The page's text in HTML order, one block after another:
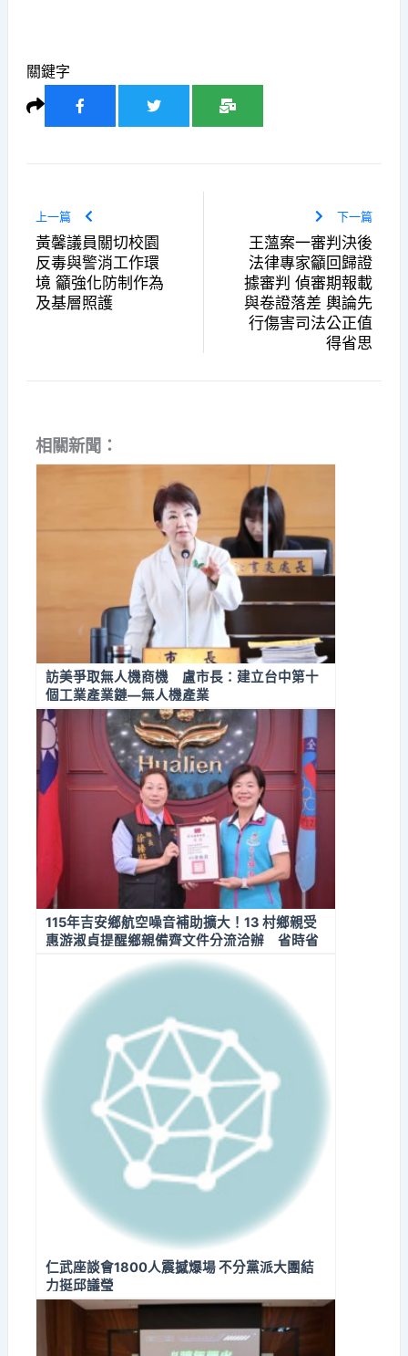
關鍵字
上一篇
黃馨議員關切校園
反毒與警消工作環
境 籲強化防制作為
及基層照護
下一篇
王薀案一審判決後
法律專家籲回歸證
據審判 偵審期報載
與卷證落差 輿論先
行傷害司法公正值
得省思
相關新聞：
訪美爭取無人機商機 盧市長：建立台中第十
個工業產業鏈—無人機產業
115年吉安鄉航空噪音補助擴大！13 村鄉親受
惠游淑貞提醒鄉親備齊文件分流洽辦 省時省
仁武座談會1800人震撼爆場 不分黨派大團結
力挺邱議瑩